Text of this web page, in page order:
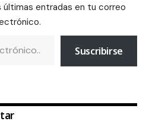
entradas en tu correo
Suscribirse